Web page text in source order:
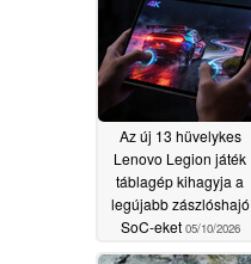
Az új 13 hüvelykes
Lenovo Legion játék
táblagép kihagyja a
legújabb zászlóshajó
SoC-eket 05/10/2026